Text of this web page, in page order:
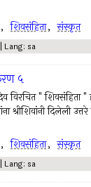
, शिवसंहिता, संस्कृत
Lang: sa
५
विरचित " शिवसंहिता "
श्रीशिवांनी दिलेली उत्तरे
, शिवसंहिता, संस्कृत
Lang: sa